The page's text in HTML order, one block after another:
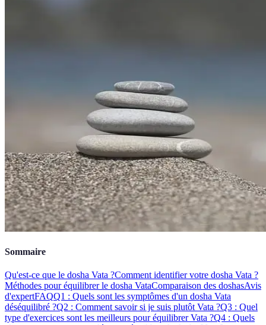
Sommaire
Qu'est-ce que le dosha Vata ?Comment identifier votre dosha Vata ?
Méthodes pour équilibrer le dosha VataComparaison des doshasAvis
d'expertFAQQ1 : Quels sont les symptômes d'un dosha Vata
déséquilibré ?Q2 : Comment savoir si je suis plutôt Vata ?Q3 : Quel
type d'exercices sont les meilleurs pour équilibrer Vata ?Q4 : Quels